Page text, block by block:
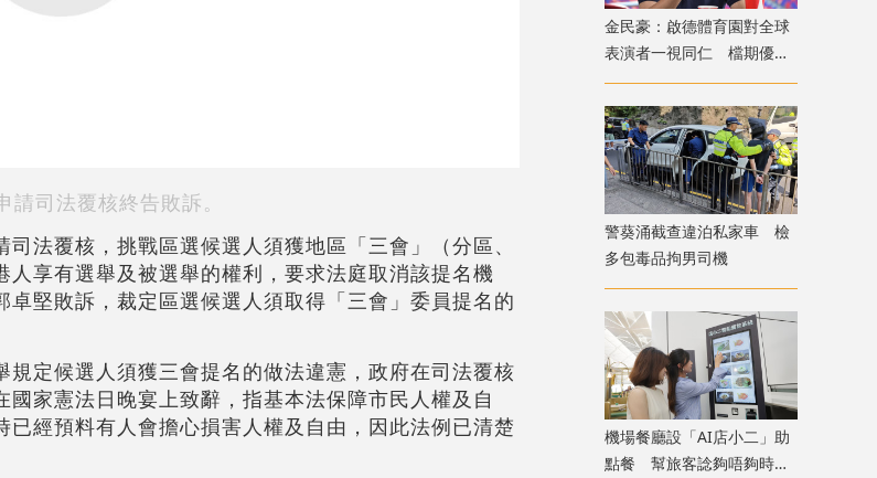
請司法覆核終告敗訴。
司法覆核，挑戰區選候選人須獲地區「三會」（分區、
享有選舉及被選舉的權利，要求法庭取消該提名機
堅敗訴，裁定區選候選人須取得「三會」委員提名的
定候選人須獲三會提名的做法違憲，政府在司法覆核
家憲法日晚宴上致辭，指基本法保障市民人權及自
經預料有人會擔心損害人權及自由，因此法例已清楚
金民豪：啟德體育園對全球
表演者一視同仁 檔期優先
給體育活動
警葵涌截查違泊私家車 檢
多包毒品拘男司機
機場餐廳設「AI店小二」助
點餐 幫旅客諗夠唔夠時間